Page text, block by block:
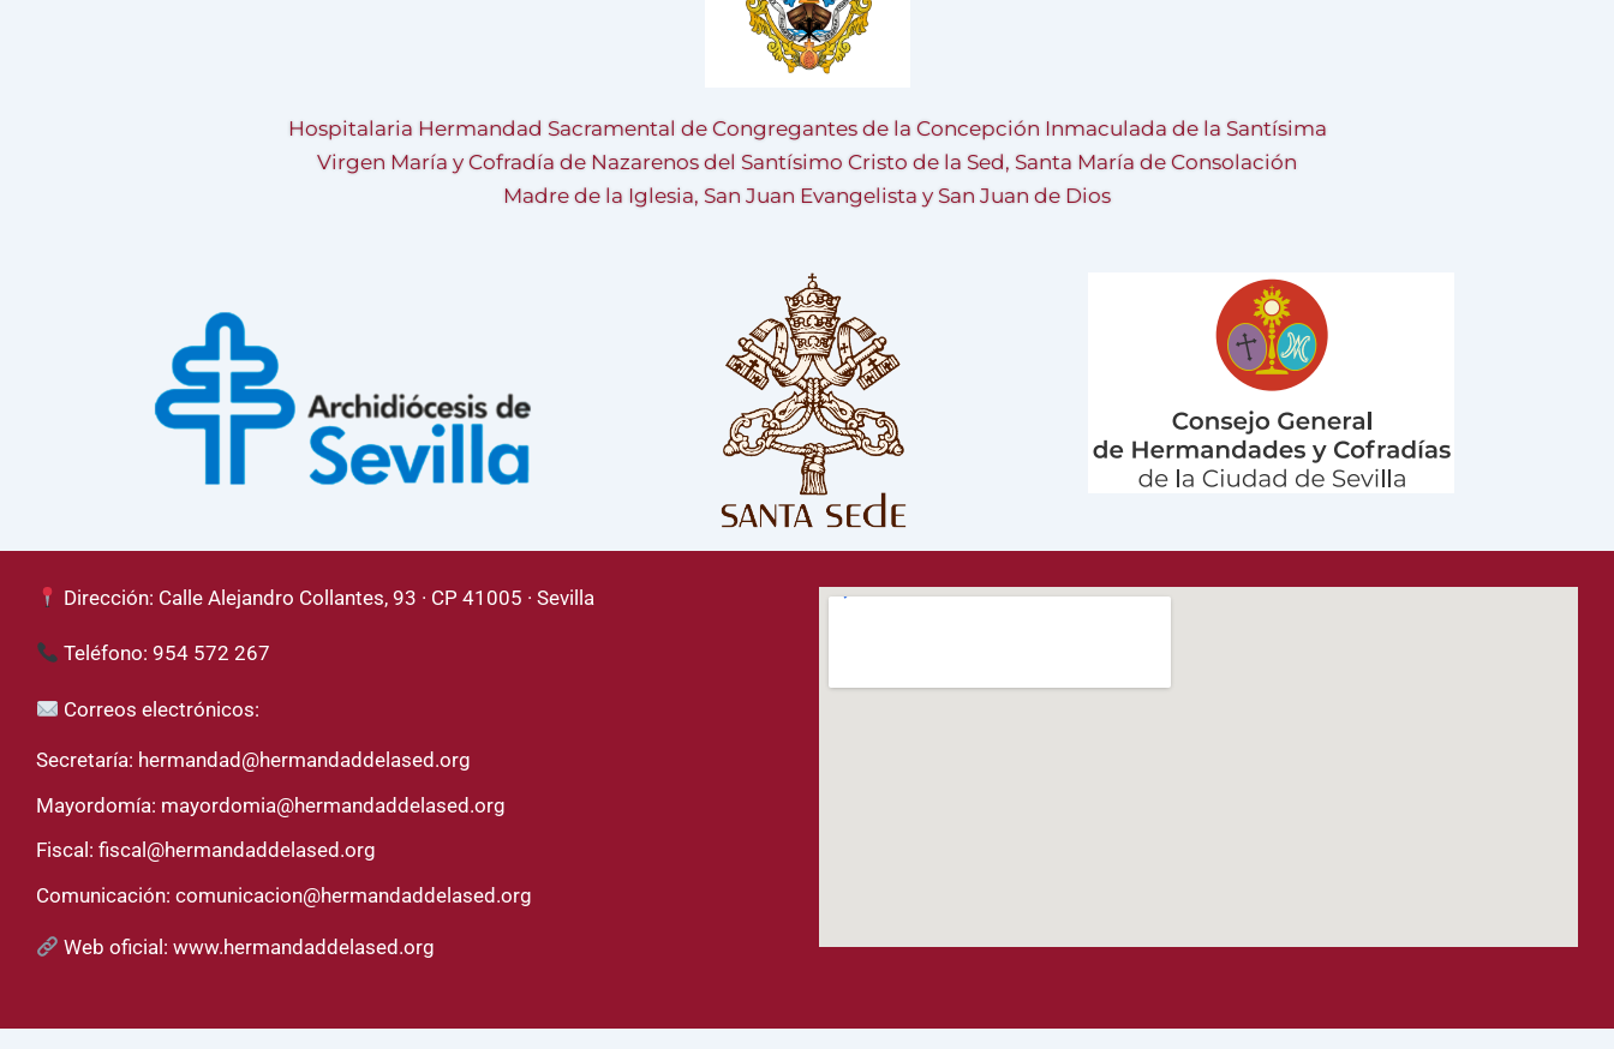
Hospitalaria Hermandad Sacramental de Congregantes de la Concepción Inmaculada de la Santísima
Virgen María y Cofradía de Nazarenos del Santísimo Cristo de la Sed, Santa María de Consolación
Madre de la Iglesia, San Juan Evangelista y San Juan de Dios
Dirección: Calle Alejandro Collantes, 93 · CP 41005 · Sevilla
Teléfono: 954 572 267
Correos electrónicos:
Secretaría: hermandad@hermandaddelased.org
Mayordomía: mayordomia@hermandaddelased.org
Fiscal: fiscal@hermandaddelased.org
Comunicación: comunicacion@hermandaddelased.org
Web oficial:www.hermandaddelased.org